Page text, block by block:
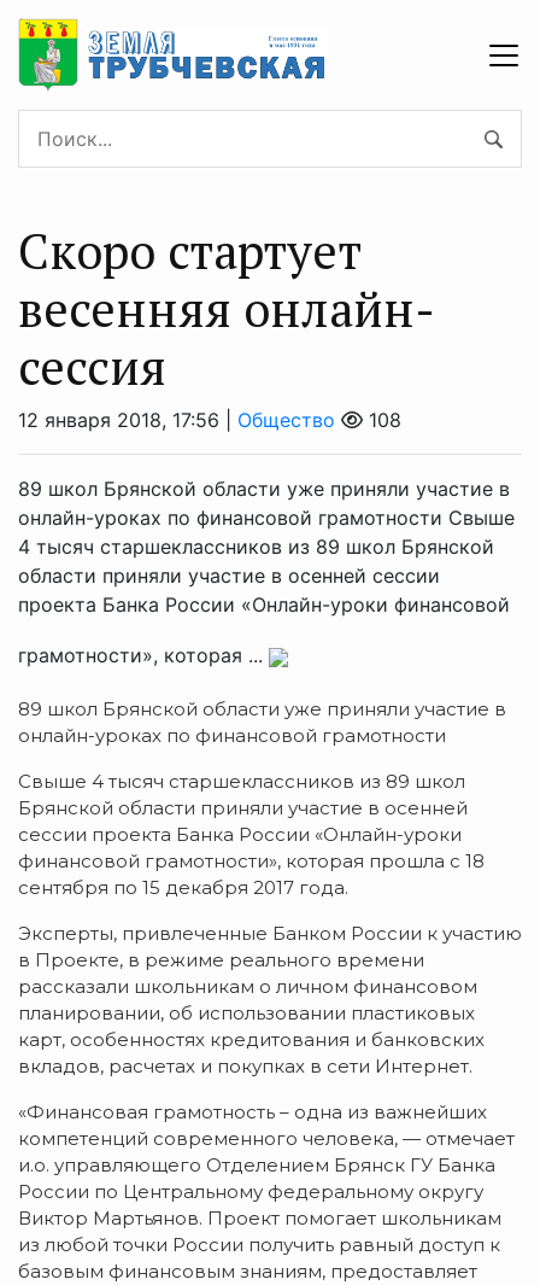
Скоро стартует
весенняя онлайн-
сессия
12 января 2018, 17:56 | Общество 108
89 школ Брянской области уже приняли участие в
онлайн-уроках по финансовой грамотности Свыше
4 тысяч старшеклассников из 89 школ Брянской
области приняли участие в осенней сессии
проекта Банка России «Онлайн-уроки финансовой
грамотности», которая ...
89 школ Брянской области уже приняли участие в
онлайн-уроках по финансовой грамотности
Свыше 4 тысяч старшеклассников из 89 школ
Брянской области приняли участие в осенней
сессии проекта Банка России «Онлайн-уроки
финансовой грамотности», которая прошла с 18
сентября по 15 декабря 2017 года.
Эксперты, привлеченные Банком России к участию
в Проекте, в режиме реального времени
рассказали школьникам о личном финансовом
планировании, об использовании пластиковых
карт, особенностях кредитования и банковских
вкладов, расчетах и покупках в сети Интернет.
«Финансовая грамотность – одна из важнейших
компетенций современного человека, — отмечает
и.о. управляющего Отделением Брянск ГУ Банка
России по Центральному федеральному округу
Виктор Мартьянов. Проект помогает школьникам
из любой точки России получить равный доступ к
базовым финансовым знаниям, предоставляет